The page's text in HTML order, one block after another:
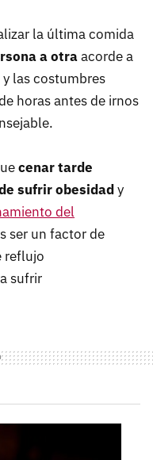
la última comida
a otraacorde a
las costumbres
horas antes de irnos
cenar tarde
sufrir obesidady
del
ser un factor de
reflujo
sufrir